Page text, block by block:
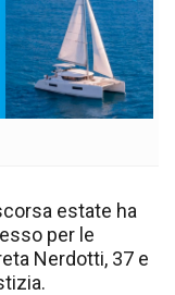
estate ha
per le
Nerdotti, 37 e